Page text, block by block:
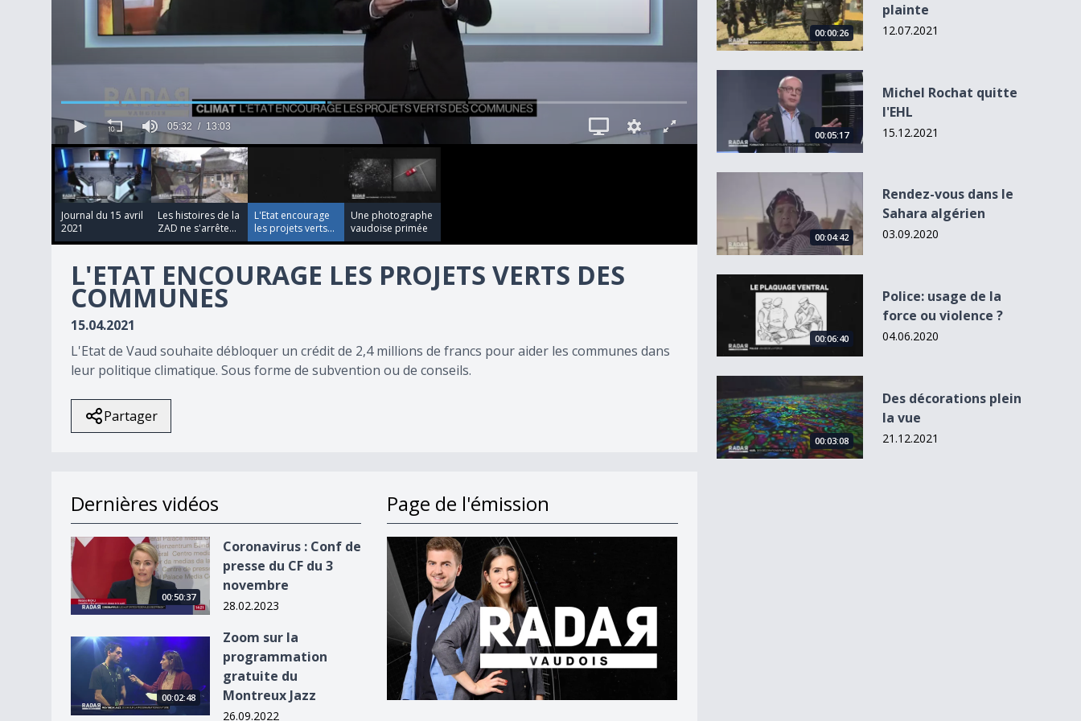
5
minutes,
32
seconds
13
minutes,
3
90%
05:32 13:03
Journal du 15 avril
2021
00:04:17
Les histoires de la
ZAD ne s'arrête...
00:02:56
L'Etat encourage
les projets verts...
Une photographe
vaudoise primée
L'ETAT ENCOURAGE LES PROJETS VERTS DES
COMMUNES
15.04.2021
L'Etat de Vaud souhaite débloquer un crédit de 2,4 millions de francs pour aider les communes dans
leur politique climatique. Sous forme de subvention ou de conseils.
Partager
Dernières vidéos
Coronavirus : Conf de presse du CF du 3 novembre
00:50:37
Coronavirus : Conf de
presse du CF du 3
novembre
28.02.2023
Zoom sur la programmation gratuite du Montreux Jazz
00:02:48
Zoom sur la
programmation
gratuite du
Montreux Jazz
26.09.2022
Page de l'émission
00:00:26
plainte
12.07.2021
Michel Rochat quitte l&#039;EHL
00:05:17
Michel Rochat quitte
l'EHL
15.12.2021
Rendez-vous dans le Sahara algérien
00:04:42
Rendez-vous dans le
Sahara algérien
03.09.2020
Police: usage de la force ou violence ?
00:06:40
Police: usage de la
force ou violence ?
04.06.2020
Des décorations plein la vue
00:03:08
Des décorations plein
la vue
21.12.2021